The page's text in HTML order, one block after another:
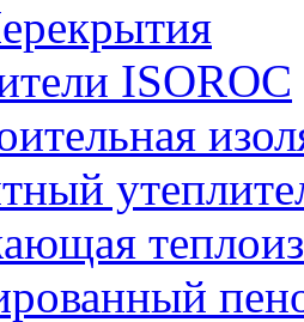
ISOROC